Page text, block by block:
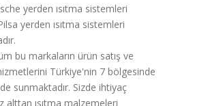
yerden ısıtma sistemleri
yerden ısıtma sistemleri
bu markaların ürün satış ve
Türkiye'nin 7 bölgesinde
sunmaktadır. Sizde ihtiyaç
alttan ısıtma malzemeleri